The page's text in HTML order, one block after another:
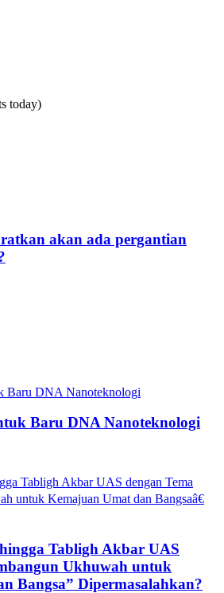
today)
akan ada pergantian
Baru DNA Nanoteknologi
Tabligh Akbar UAS
Ukhuwah untuk
Bangsa” Dipermasalahkan?